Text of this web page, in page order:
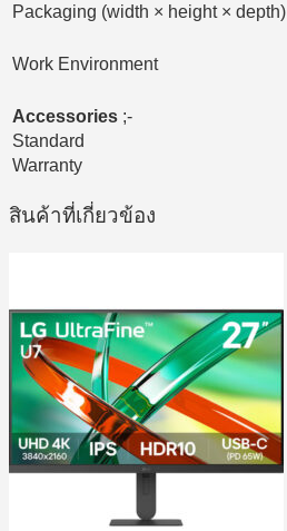
Packaging (width × height × depth)
Work Environment
Accessories ;-
Standard
Warranty
สินค้าที่เกี่ยวข้อง